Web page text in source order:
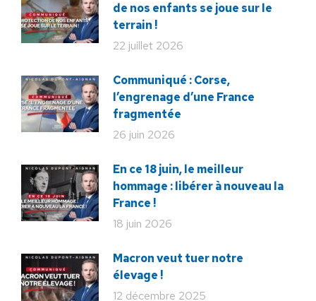
de nos enfants se joue sur le
terrain !
22 juillet 2026
Communiqué : Corse,
l’engrenage d’une France
fragmentée
26 juin 2026
En ce 18 juin, le meilleur
hommage : libérer à nouveau la
France !
18 juin 2026
Macron veut tuer notre
élevage !
12 décembre 2025